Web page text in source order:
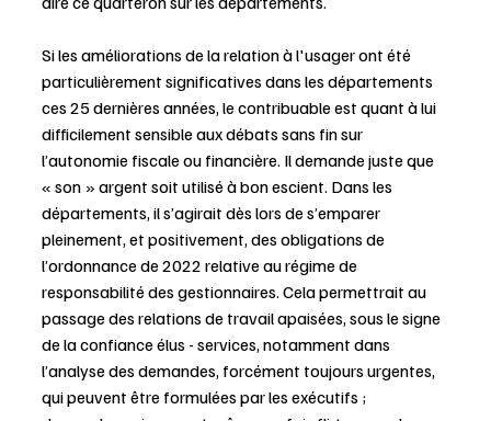
Si les améliorations de la relation à l'usager ont été
particulièrement significatives dans les départements
ces 25 dernières années, le contribuable est quant à lui
difficilement sensible aux débats sans fin sur
l’autonomie fiscale ou financière. Il demande juste que
« son » argent soit utilisé à bon escient. Dans les
départements, il s’agirait dès lors de s’emparer
pleinement, et positivement, des obligations de
l’ordonnance de 2022 relative au régime de
responsabilité des gestionnaires. Cela permettrait au
passage des relations de travail apaisées, sous le signe
de la confiance élus - services, notamment dans
l’analyse des demandes, forcément toujours urgentes,
qui peuvent être formulées par les exécutifs ;